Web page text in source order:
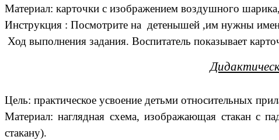
Материал: карточки с изображением воздушного
Инструкция : Посмотрите на детенышей ,им нужны
Ход выполнения задания. Воспитатель показывает
Цель: практическое усвоение детьми относительных
Материал: наглядная схема, изображающая стакан с
стакану).